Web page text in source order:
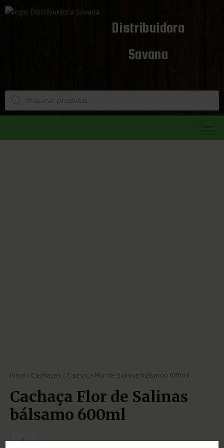
Distribuidora
Savana
Início / Cachaças / Cachaça Flor de Salinas bálsamo 600ml
Cachaça Flor de Salinas
bálsamo 600ml